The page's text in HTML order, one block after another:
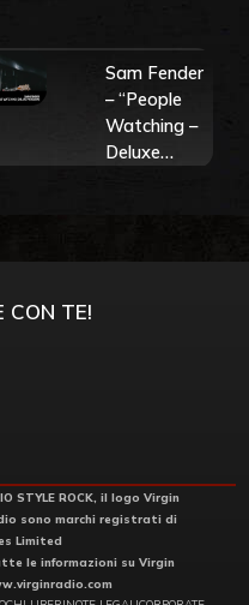
Sam Fender
– “People
Watching –
Deluxe
Francesco
CON TE!
STYLE ROCK, il logo Virgin
sono marchi registrati di
Limited
le informazioni su Virgin